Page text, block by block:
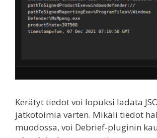
Kerätyt tiedot voi lopuksi ladata
jatkotoimia varten. Mikäli tiedot
muodossa, voi Debrief-pluginin